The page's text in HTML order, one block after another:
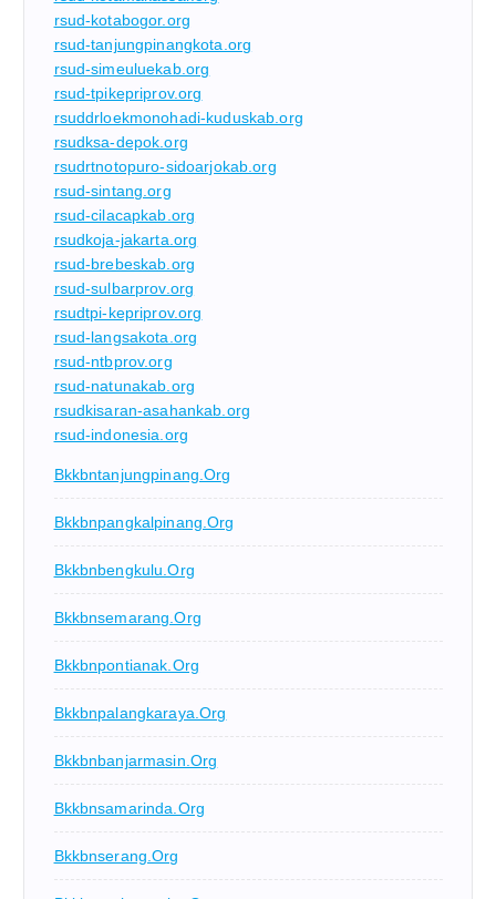
rsud-kotabogor.org
rsud-tanjungpinangkota.org
rsud-simeuluekab.org
rsud-tpikepriprov.org
rsuddrloekmonohadi-kuduskab.org
rsudksa-depok.org
rsudrtnotopuro-sidoarjokab.org
rsud-sintang.org
rsud-cilacapkab.org
rsudkoja-jakarta.org
rsud-brebeskab.org
rsud-sulbarprov.org
rsudtpi-kepriprov.org
rsud-langsakota.org
rsud-ntbprov.org
rsud-natunakab.org
rsudkisaran-asahankab.org
rsud-indonesia.org
Bkkbntanjungpinang.org
Bkkbnpangkalpinang.org
Bkkbnbengkulu.org
Bkkbnsemarang.org
Bkkbnpontianak.org
Bkkbnpalangkaraya.org
Bkkbnbanjarmasin.org
Bkkbnsamarinda.org
Bkkbnserang.org